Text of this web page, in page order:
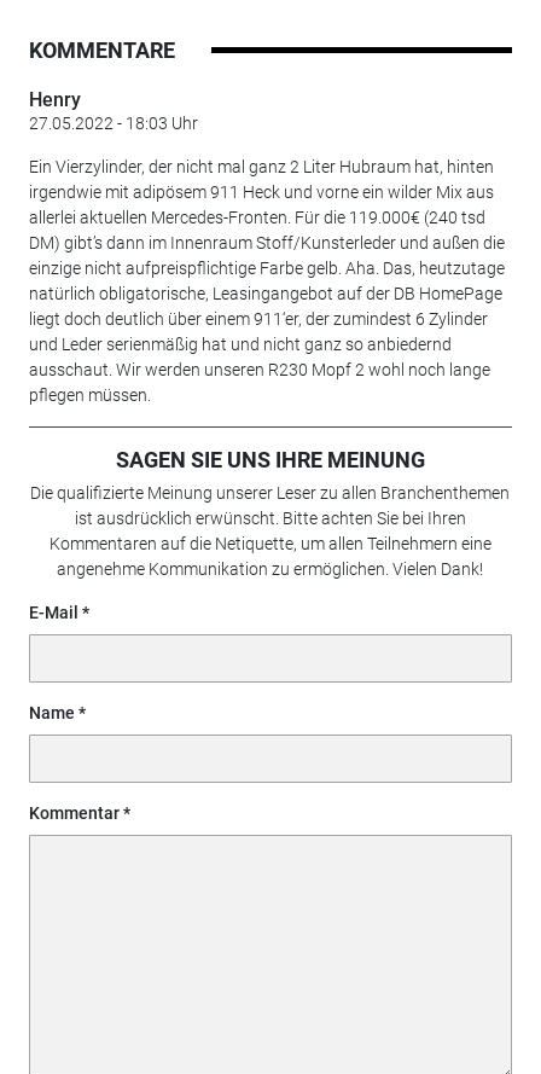
KOMMENTARE
Henry
27.05.2022 - 18:03 Uhr
Ein Vierzylinder, der nicht mal ganz 2 Liter Hubraum hat, hinten
irgendwie mit adipösem 911 Heck und vorne ein wilder Mix aus
allerlei aktuellen Mercedes-Fronten. Für die 119.000€ (240 tsd
DM) gibt’s dann im Innenraum Stoff/Kunsterleder und außen die
einzige nicht aufpreispflichtige Farbe gelb. Aha. Das, heutzutage
natürlich obligatorische, Leasingangebot auf der DB HomePage
liegt doch deutlich über einem 911‘er, der zumindest 6 Zylinder
und Leder serienmäßig hat und nicht ganz so anbiedernd
ausschaut. Wir werden unseren R230 Mopf 2 wohl noch lange
pflegen müssen.
SAGEN SIE UNS IHRE MEINUNG
Die qualifizierte Meinung unserer Leser zu allen Branchenthemen
ist ausdrücklich erwünscht. Bitte achten Sie bei Ihren
Kommentaren auf die Netiquette, um allen Teilnehmern eine
angenehme Kommunikation zu ermöglichen. Vielen Dank!
E-Mail
Name
Kommentar